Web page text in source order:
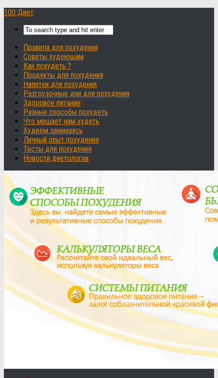
100 Диет
Правила для похудения
Советы худеющим
Как похудеть ?
Продукты для похудения
Напитки для похудения
Разгрузочные дни для похудения
Здоровое питание
Разные способы похудеть
Что мешает нам худеть
Худеем занимаясь
Личный опыт похудения
Тесты для похудения
Новости диетологии